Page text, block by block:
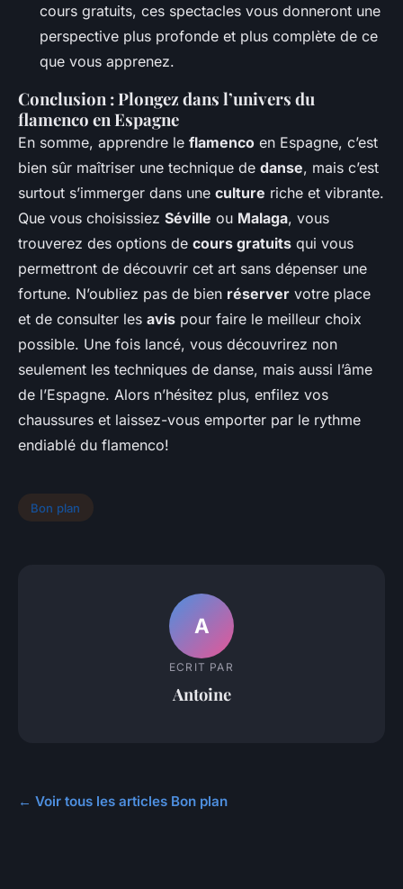
cours gratuits, ces spectacles vous donneront une
perspective plus profonde et plus complète de ce
que vous apprenez.
Conclusion : Plongez dans l’univers du
flamenco en Espagne
En somme, apprendre le flamenco en Espagne, c’est
bien sûr maîtriser une technique de danse, mais c’est
surtout s’immerger dans une culture riche et vibrante.
Que vous choisissiez Séville ou Malaga, vous
trouverez des options de cours gratuits qui vous
permettront de découvrir cet art sans dépenser une
fortune. N’oubliez pas de bien réserver votre place
et de consulter les avis pour faire le meilleur choix
possible. Une fois lancé, vous découvrirez non
seulement les techniques de danse, mais aussi l’âme
de l’Espagne. Alors n’hésitez plus, enfilez vos
chaussures et laissez-vous emporter par le rythme
endiablé du flamenco!
Bon plan
A
ECRIT PAR
Antoine
← Voir tous les articles Bon plan